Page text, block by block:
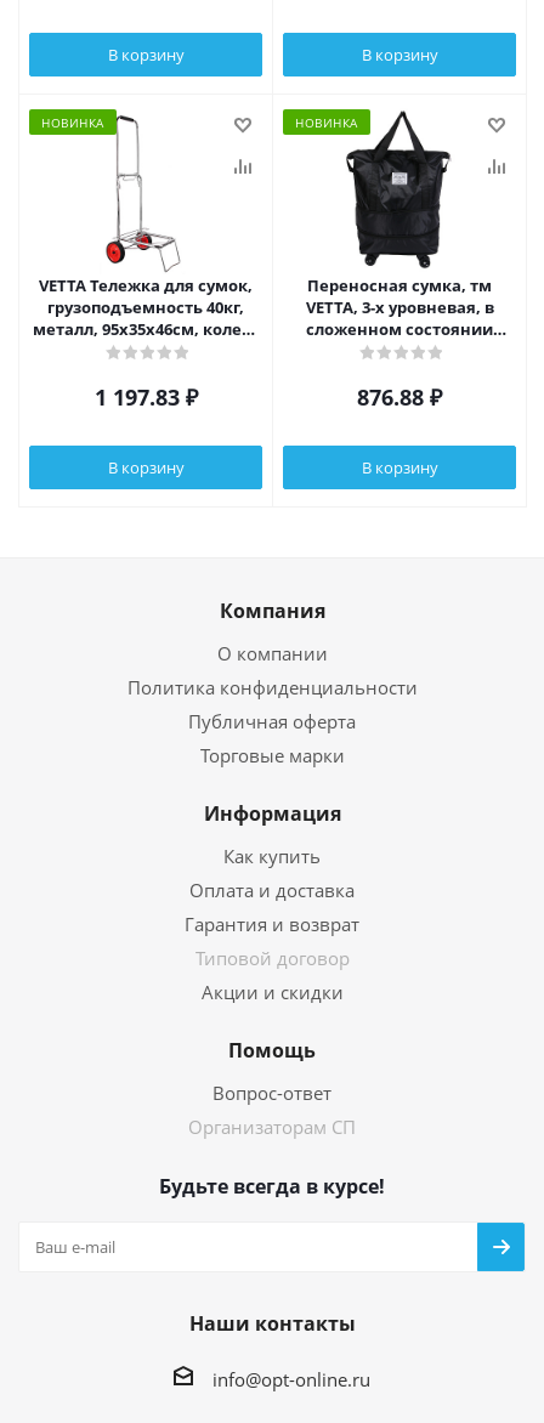
В корзину В корзину
НОВИНКА
VETTA Тележка для сумок,
грузоподъемность 40кг,
металл, 95х35х46см, колеса
d14см, хром
1 197.83₽
В корзину
НОВИНКА
Переносная сумка, тм
VETTA, 3-х уровневая, в
сложенном состоянии
40х22х57 см
876.88 ₽
В корзину
Компания
О компании
Политика конфиденциальности
Публичная оферта
Торговые марки
Информация
Как купить
Оплата и доставка
Гарантия и возврат
Типовой договор
Акции и скидки
Помощь
Вопрос-ответ
Организаторам СП
Будьте всегда в курсе!
Наши контакты
info@opt-online.ru